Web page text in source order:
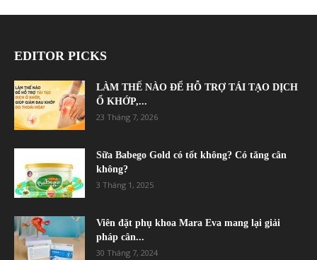
EDITOR PICKS
LÀM THẾ NÀO ĐỂ HỖ TRỢ TÁI TẠO DỊCH
Ổ KHỚP,...
23 Tháng 7, 2026
Sữa Babego Gold có tốt không? Có tăng cân
không?
3 Tháng 1, 2025
Viên đặt phụ khoa Mara Eva mang lại giải
pháp cân...
30 Tháng 7, 2024